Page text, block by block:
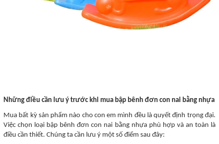
Những điều cần lưu ý trước khi mua bập bênh đơn con nai bằng nhựa
Mua bất kỳ sản phẩm nào cho con em mình đều là quyết định trọng đại.
Việc chọn loại bập bênh đơn con nai bằng nhựa phù hợp và an toàn là
điều cần thiết. Chúng ta cần lưu ý một số điểm sau đây: